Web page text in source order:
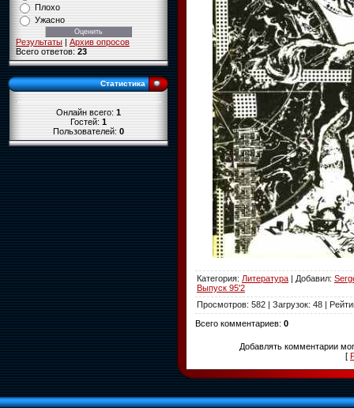
Плохо
Ужасно
Результаты|Архив опросов
Всего ответов:23
Статистика
Онлайн всего:1
Гостей:1
Пользователей:0
Категория: Литература | Добавил:
Выпуск 95'2
Просмотров: 582 | Загрузок: 48 |
Всего комментариев: 0
Добавлять комментарии
[